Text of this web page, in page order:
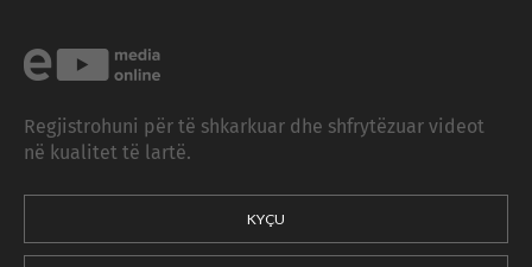
Regjistrohuni për të shkarkuar dhe shfrytëzuar videot
në kualitet të lartë.
KYÇU